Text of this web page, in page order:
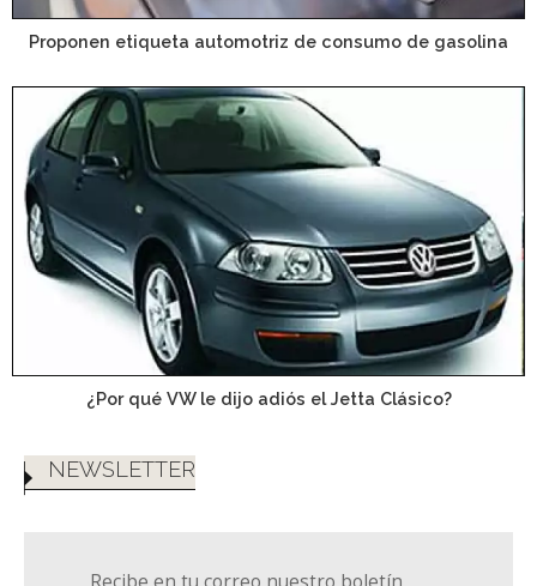
Proponen etiqueta automotriz de consumo de gasolina
¿Por qué VW le dijo adiós el Jetta Clásico?
NEWSLETTER